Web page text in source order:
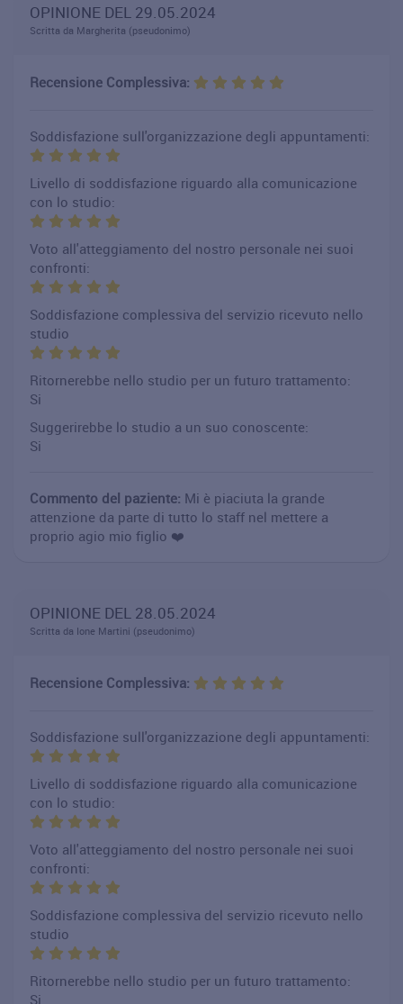
OPINIONE DEL 29.05.2024
Scritta da Margherita (pseudonimo)
Recensione Complessiva:
Soddisfazione sull'organizzazione degli appuntamenti:
Livello di soddisfazione riguardo alla comunicazione
con lo studio:
Voto all'atteggiamento del nostro personale nei suoi
confronti:
Soddisfazione complessiva del servizio ricevuto nello
studio
Ritornerebbe nello studio per un futuro trattamento:
Si
Suggerirebbe lo studio a un suo conoscente:
Si
Commento del paziente: Mi è piaciuta la grande
attenzione da parte di tutto lo staff nel mettere a
proprio agio mio figlio ❤️
OPINIONE DEL 28.05.2024
Scritta da Ione Martini (pseudonimo)
Recensione Complessiva:
Soddisfazione sull'organizzazione degli appuntamenti:
Livello di soddisfazione riguardo alla comunicazione
con lo studio:
Voto all'atteggiamento del nostro personale nei suoi
confronti:
Soddisfazione complessiva del servizio ricevuto nello
studio
Ritornerebbe nello studio per un futuro trattamento:
Si